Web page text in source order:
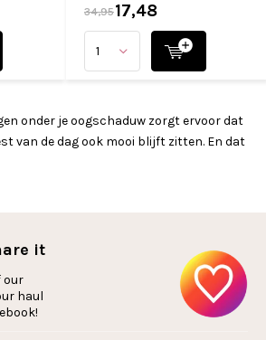
34,9517,48
onder je oogschaduw zorgt ervoor dat
van de dag ook mooi blijft zitten. En dat
it
our
haul